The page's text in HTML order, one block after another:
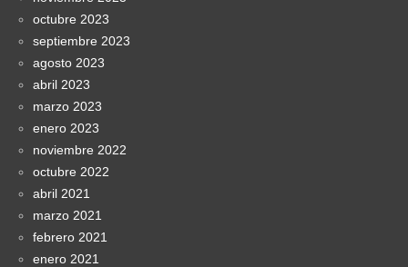
octubre 2023
septiembre 2023
agosto 2023
abril 2023
marzo 2023
enero 2023
noviembre 2022
octubre 2022
abril 2021
marzo 2021
febrero 2021
enero 2021